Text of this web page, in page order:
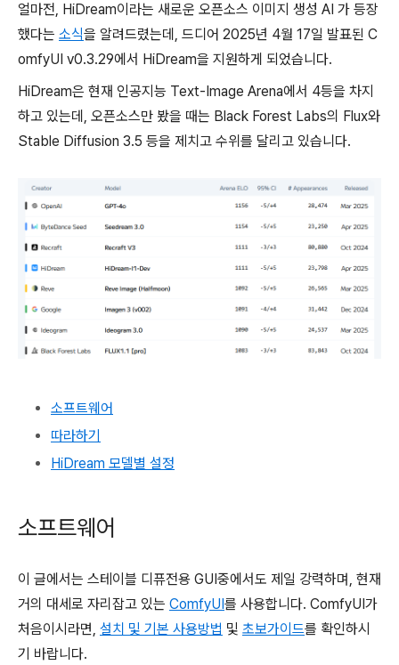
얼마전, HiDream이라는 새로운 오픈소스 이미지 생성 AI 가 등장
했다는 소식을 알려드렸는데, 드디어 2025년 4월 17일 발표된 C
omfyUI v0.3.29에서 HiDream을 지원하게 되었습니다.
HiDream은 현재 인공지능 Text-Image Arena에서 4등을 차지
하고 있는데, 오픈소스만 봤을 때는 Black Forest Labs의 Flux와
Stable Diffusion 3.5 등을 제치고 수위를 달리고 있습니다.
소프트웨어
따라하기
HiDream 모델별 설정
소프트웨어
이 글에서는 스테이블 디퓨전용 GUI중에서도 제일 강력하며, 현재
거의 대세로 자리잡고 있는 ComfyUI를 사용합니다. ComfyUI가
처음이시라면, 설치 및 기본 사용방법 및 초보가이드를 확인하시
기 바랍니다.